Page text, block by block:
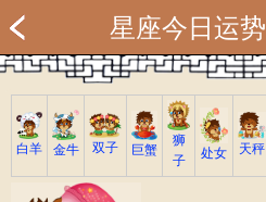
星座今日运势
白羊 金牛 双子 巨蟹
狮
子
处女 天秤